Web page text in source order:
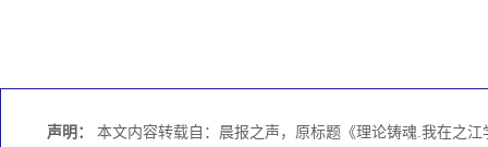
声明： 本文内容转载自：晨报之声，原标题《理论铸魂.我在之